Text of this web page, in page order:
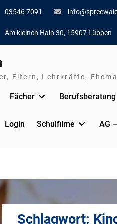
03546 7091
Am kleinen Hain 30, 15907 Lübben
Eltern, Lehrkräfte,
Fächer Berufsberatung
Login Schulfilme AG
Schlagwort: